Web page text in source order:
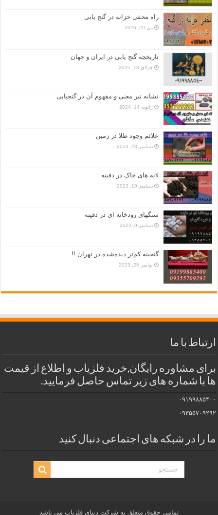
راه مخفی خزانه در گنج یابی
می 20, 2026
تاریخچه گنج‌ یابی در ایران و جهان
جولای 13, 2025
نشانه تبر معنی و مفهوم آن در گنجیابی
ژانویه 14, 2024
علائم وجود طلا در زمین
دسامبر 23, 2023
لایه های خاک در دفینه
دسامبر 10, 2023
سنگهای رودخانه ای در دفینه
دسامبر 9, 2023
گنجینه کم‌تر دیده‌شده در تهران !!
نوامبر 25, 2023
ارتباط با ما
برای مشاوره رایگان,خرید فلزیاب و اطلاع از قیمت
ها با شماره های زیر تماس حاصل فرمایید.
۰۹۱۹۹۸۸۵۴۰۰
۰۹۳۵۵۷۰۹۲۹۲
ما را در شبکه های اجتماعی دنبال کنید
تمامی حقوق متعلق به شرکت دنیای فلزیاب می باشد